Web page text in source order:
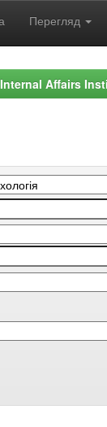
Перегляд
Affairs